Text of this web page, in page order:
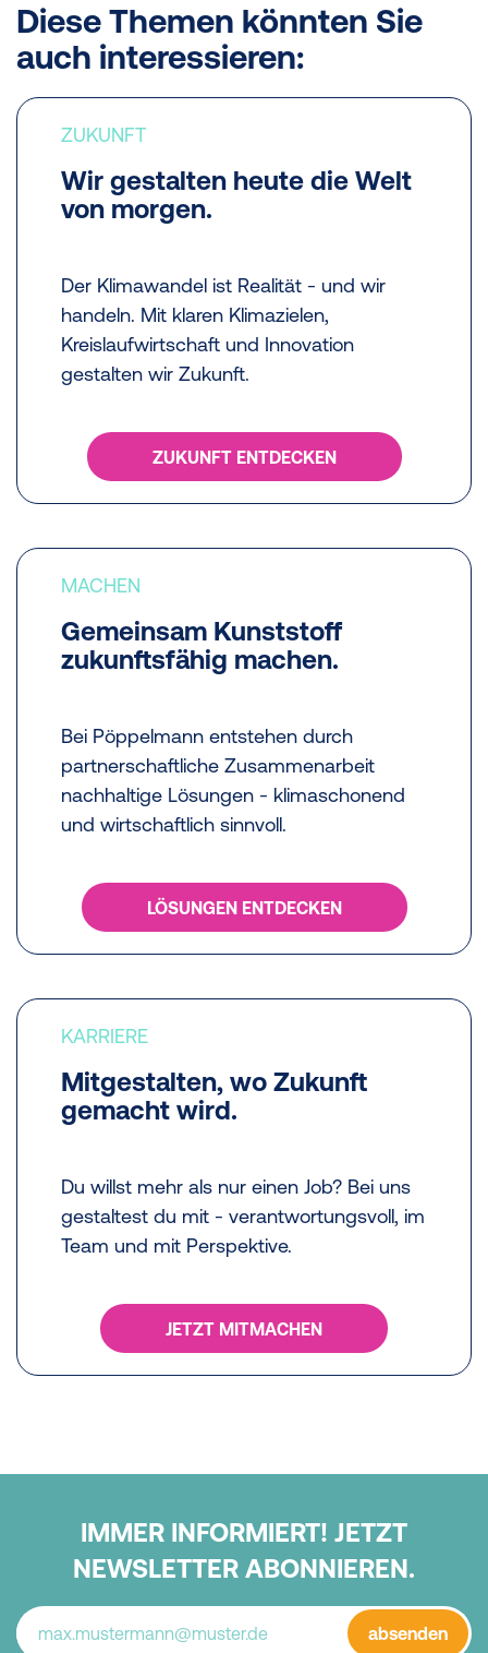
Diese Themen könnten Sie
auch interessieren:
ZUKUNFT
Wir gestalten heute die Welt
von morgen.
Der Klimawandel ist Realität - und wir
handeln. Mit klaren Klimazielen,
Kreislaufwirtschaft und Innovation
gestalten wir Zukunft.
ZUKUNFT ENTDECKEN
MACHEN
Gemeinsam Kunststoff
zukunftsfähig machen.
Bei Pöppelmann entstehen durch
partnerschaftliche Zusammenarbeit
nachhaltige Lösungen - klimaschonend
und wirtschaftlich sinnvoll.
LÖSUNGEN ENTDECKEN
KARRIERE
Mitgestalten, wo Zukunft
gemacht wird.
Du willst mehr als nur einen Job? Bei uns
gestaltest du mit - verantwortungsvoll, im
Team und mit Perspektive.
JETZT MITMACHEN
IMMER INFORMIERT! JETZT
NEWSLETTER ABONNIEREN.
absenden